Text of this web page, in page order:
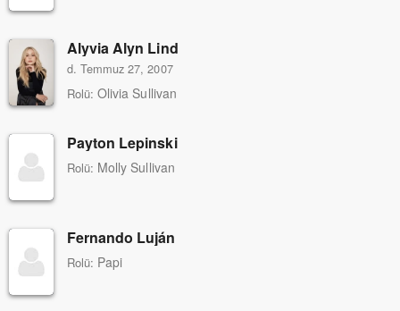
Alyvia Alyn Lind
d. Temmuz 27, 2007
Rolü: Olivia Sullivan
Payton Lepinski
Rolü: Molly Sullivan
Fernando Luján
Rolü: Papi